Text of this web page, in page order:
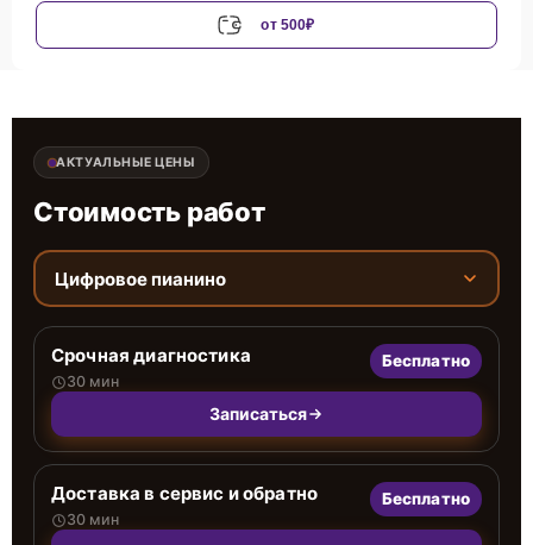
от 500₽
АКТУАЛЬНЫЕ ЦЕНЫ
Стоимость работ
Цифровое пианино
Срочная диагностика
30 мин
Бесплатно
Записаться
Доставка в сервис и обратно
30 мин
Бесплатно